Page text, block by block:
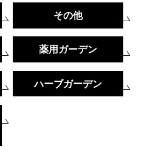
その他
薬用ガーデン
ハーブガーデン